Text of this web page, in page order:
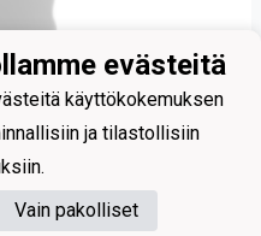
evästeitä
käyttökokemuksen
ja tilastollisiin
Vain pakolliset